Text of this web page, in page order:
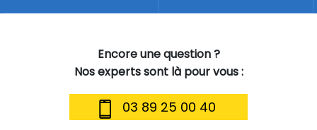
Encore une question ?
Nos experts sont là pour vous :
03 89 25 00 40